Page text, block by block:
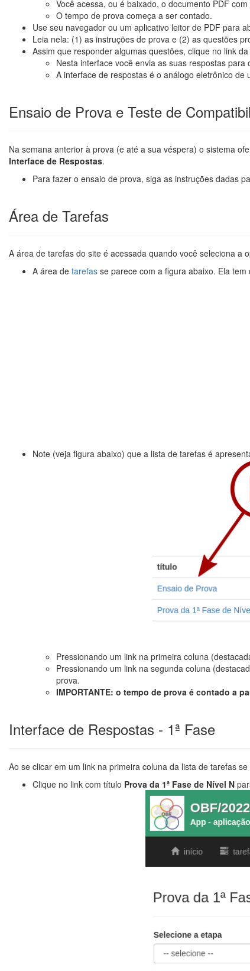
Você acessa, ou é baixado, o documento PDF
O tempo de prova começa a ser contado.
Use seu navegador ou um aplicativo leitor de PDF para
Leia nela: (1) as instruções de prova e (2) as questões
Assim que responder algumas questões, clique no link
Nesta interface você envia as suas respostas para
A interface de respostas é o análogo eletrônico de
Ensaio de Prova e Teste de
Na semana anterior à prova (e até a sua véspera) o sistema
Interface de Respostas.
Para fazer o ensaio de prova, siga as instruções dadas
Área de Tarefas
A área de tarefas do site é acessada quando você seleciona a
A área de tarefas se parece com a figura abaixo. Ela
Note (veja figura abaixo) que a lista de tarefas é
Pressionando um link na primeira coluna
Pressionando um link na segunda coluna
prova.
IMPORTANTE: o tempo de prova é contado a
Interface de Respostas - 1ª Fase
Ao se clicar em um link na primeira coluna da lista de tarefas
Clique no link com título Prova da 1ª Fase de Nível N